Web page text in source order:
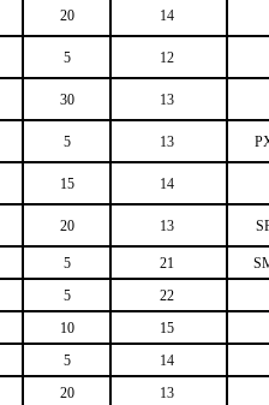
20 14
5 12
30 13
5 13
15 14
20 13
5 21
5
22
10
15
5
14
20
13